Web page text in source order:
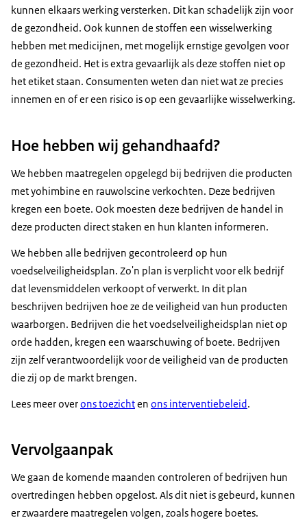
kunnen elkaars werking versterken. Dit kan schadelijk zijn voor
de gezondheid. Ook kunnen de stoffen een wisselwerking
hebben met medicijnen, met mogelijk ernstige gevolgen voor
de gezondheid. Het is extra gevaarlijk als deze stoffen niet op
het etiket staan. Consumenten weten dan niet wat ze precies
innemen en of er een risico is op een gevaarlijke wisselwerking.
Hoe hebben wij gehandhaafd?
We hebben maatregelen opgelegd bij bedrijven die producten
met yohimbine en rauwolscine verkochten. Deze bedrijven
kregen een boete. Ook moesten deze bedrijven de handel in
deze producten direct staken en hun klanten informeren.
We hebben alle bedrijven gecontroleerd op hun
voedselveiligheidsplan. Zo'n plan is verplicht voor elk bedrijf
dat levensmiddelen verkoopt of verwerkt. In dit plan
beschrijven bedrijven hoe ze de veiligheid van hun producten
waarborgen. Bedrijven die het voedselveiligheidsplan niet op
orde hadden, kregen een waarschuwing of boete. Bedrijven
zijn zelf verantwoordelijk voor de veiligheid van de producten
die zij op de markt brengen.
Lees meer overons toezichten ons interventiebeleid.
Vervolgaanpak
We gaan de komende maanden controleren of bedrijven hun
overtredingen hebben opgelost. Als dit niet is gebeurd, kunnen
er zwaardere maatregelen volgen, zoals hogere boetes.